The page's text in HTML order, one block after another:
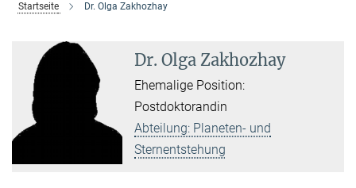
Startseite Dr. Olga Zakhozhay
Dr. Olga Zakhozhay
Ehemalige Position:
Postdoktorandin
Abteilung: Planeten- und
Sternentstehung